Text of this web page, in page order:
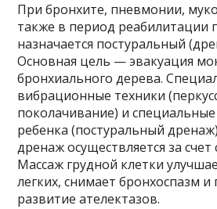
При бронхите, пневмонии,
также в период реабилитации
назначается постуральный
Основная цель — эвакуация
бронхиального дерева.
вибрационные техники
поколачивание) и
ребенка (постуральный
дренаж осуществляется за счет
Массаж грудной клетки
легких, снимает бронхоспазм
развитие ателектазов.